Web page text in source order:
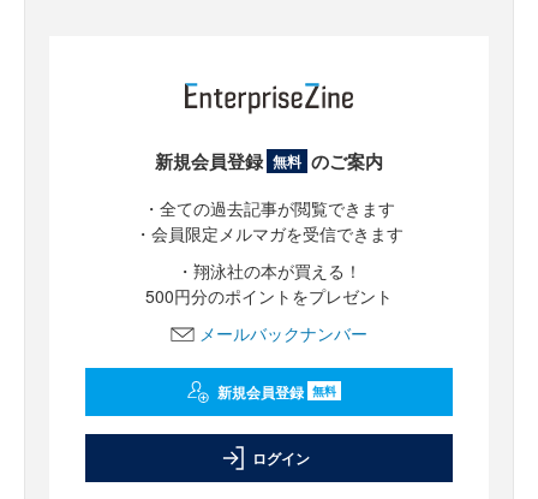
新規会員登録 無料 のご案内
・全ての過去記事が閲覧できます
・会員限定メルマガを受信できます
・翔泳社の本が買える！
500円分のポイントをプレゼント
メールバックナンバー
新規会員登録 無料
ログイン